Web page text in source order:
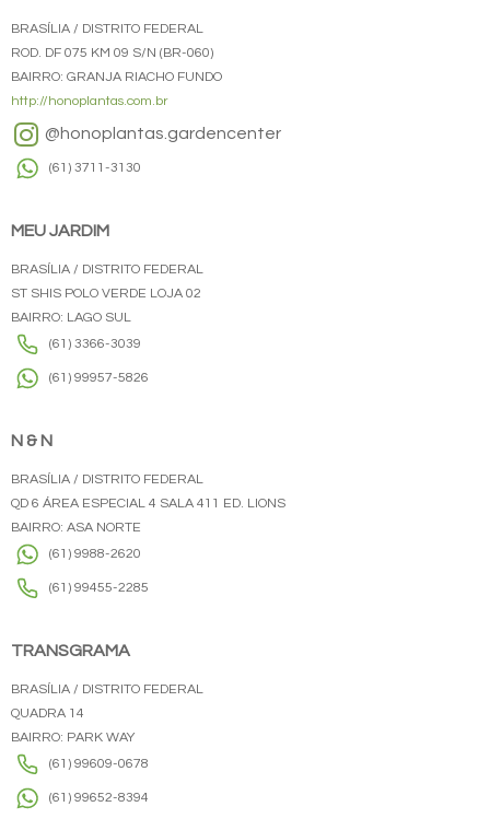
BRASÍLIA / DISTRITO FEDERAL
ROD. DF 075 KM 09 S/N (BR-060)
BAIRRO: GRANJA RIACHO FUNDO
http://honoplantas.com.br
@honoplantas.gardencenter
(61) 3711-3130
MEU JARDIM
BRASÍLIA / DISTRITO FEDERAL
ST SHIS POLO VERDE LOJA 02
BAIRRO: LAGO SUL
(61) 3366-3039
(61) 99957-5826
N & N
BRASÍLIA / DISTRITO FEDERAL
QD 6 ÁREA ESPECIAL 4 SALA 411 ED. LIONS
BAIRRO: ASA NORTE
(61) 9988-2620
(61) 99455-2285
TRANSGRAMA
BRASÍLIA / DISTRITO FEDERAL
QUADRA 14
BAIRRO: PARK WAY
(61) 99609-0678
(61) 99652-8394